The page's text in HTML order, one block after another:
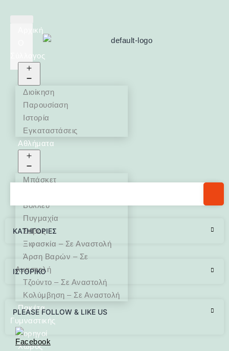
Αρχική
Σύλλογος
Διοίκηση
Παρουσίαση
Ιστορία
Εγκαταστάσεις
Αθλήματα
Μπάσκετ
Βόλλευ
Πυγμαχία
Στίβος
Ξιφασκία – Σε Αναστολή
Άρση Bαρών – Σε
Αναστολή
Τζούντο – Σε Αναστολή
Κολύμβηση – Σε Αναστολή
Πακέτα
Γυμναστικής
Χορηγοί
Χώρος
KΑΤΗΓΟΡΊΕΣ
ΙΣΤΟΡΙΚΌ
PLEASE FOLLOW & LIKE US